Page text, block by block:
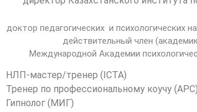
доктор педагогических и психологических
действительный член
Международной Академии
НЛП-мастер/тренер (ICTA)
Тренер по профессиональному коучу (АРС)
Гипнолог (МИГ)